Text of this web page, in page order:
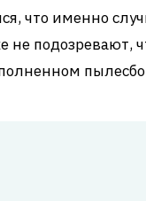
что именно
подозревают,